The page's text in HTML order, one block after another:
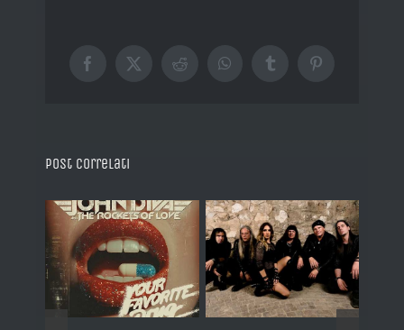
Facebook
X RedditWhatsAppTumblrPinterest
Post correlati